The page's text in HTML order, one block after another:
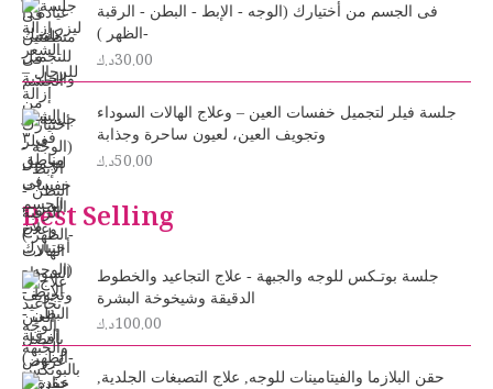
فى الجسم من أختيارك (الوجه - الإبط - البطن - الرقبة
-الظهر )
30.00د.ك
جلسة فيلر لتجميل خفسات العين – وعلاج الهالات السوداء
وتجويف العين، لعيون ساحرة وجذابة
50.00د.ك
Best Selling
جلسة بوتـكس للوجه والجبهة - علاج التجاعيد والخطوط
الدقيقة وشيخوخة البشرة
100.00د.ك
حقن البلازما والفيتامينات للوجه, علاج التصبغات الجلدية,